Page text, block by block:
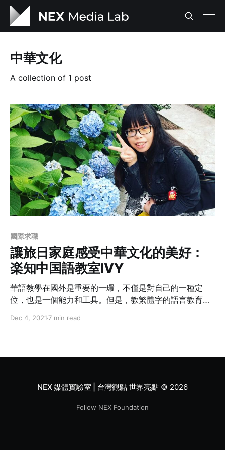
中華文化
A collection of 1 post
國際求職
讓旅日家庭感受中華文化的美好：
楽知中国語教室IVY
華語教學在國外是重要的一環，不僅是對自己的一種定
位，也是一個能力和工具。但是，教繁體字的語言教育機
們多一個選擇，讓他們能夠在更符合自己的理想環境中學
Dec 4, 2021 7 min read
NEX 媒體實驗室 | 台灣觀點 世界亮點© 2026
Follow NEX Foundation